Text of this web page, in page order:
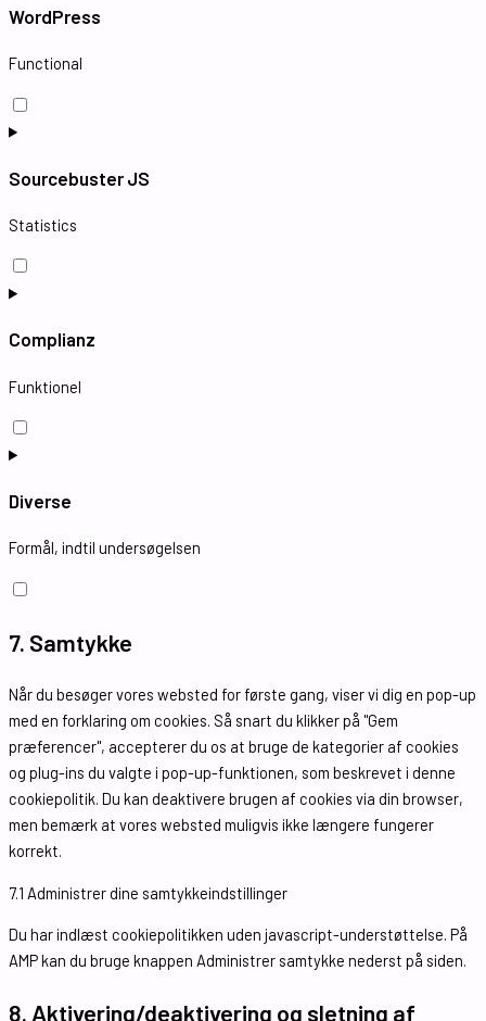
WordPress
Functional
Sourcebuster JS
Statistics
Complianz
Funktionel
Diverse
Formål, indtil undersøgelsen
7. Samtykke
Når du besøger vores websted for første gang, viser vi dig en pop-up
med en forklaring om cookies. Så snart du klikker på "Gem
præferencer", accepterer du os at bruge de kategorier af cookies
og plug-ins du valgte i pop-up-funktionen, som beskrevet i denne
cookiepolitik. Du kan deaktivere brugen af ​​cookies via din browser,
men bemærk at vores websted muligvis ikke længere fungerer
korrekt.
7.1 Administrer dine samtykkeindstillinger
Du har indlæst cookiepolitikken uden javascript-understøttelse. På
AMP kan du bruge knappen Administrer samtykke nederst på siden.
8. Aktivering/deaktivering og sletning af